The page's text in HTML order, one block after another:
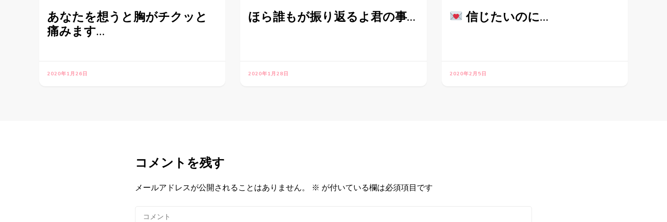
あなたを想うと胸がチクッと
痛みます…
2020年1月26日
ほら誰もが振り返るよ君の事…
2020年1月28日
信じたいのに…
2020年2月5日
コメントを残す
メールアドレスが公開されることはありません。 ※ が付いている欄は必須項目です